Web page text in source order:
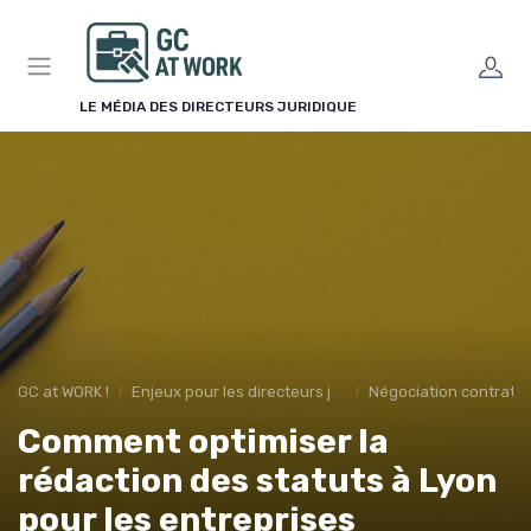
LE MÉDIA DES DIRECTEURS JURIDIQUE
GC at WORK ! Enjeux pour les directeurs juridiques Négociation contrats
Comment optimiser la
rédaction des statuts à Lyon
pour les entreprises